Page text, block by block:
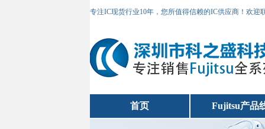
专注IC现货行业10年，您所值得信赖的IC供应商！欢
首页 Fujitsu产品